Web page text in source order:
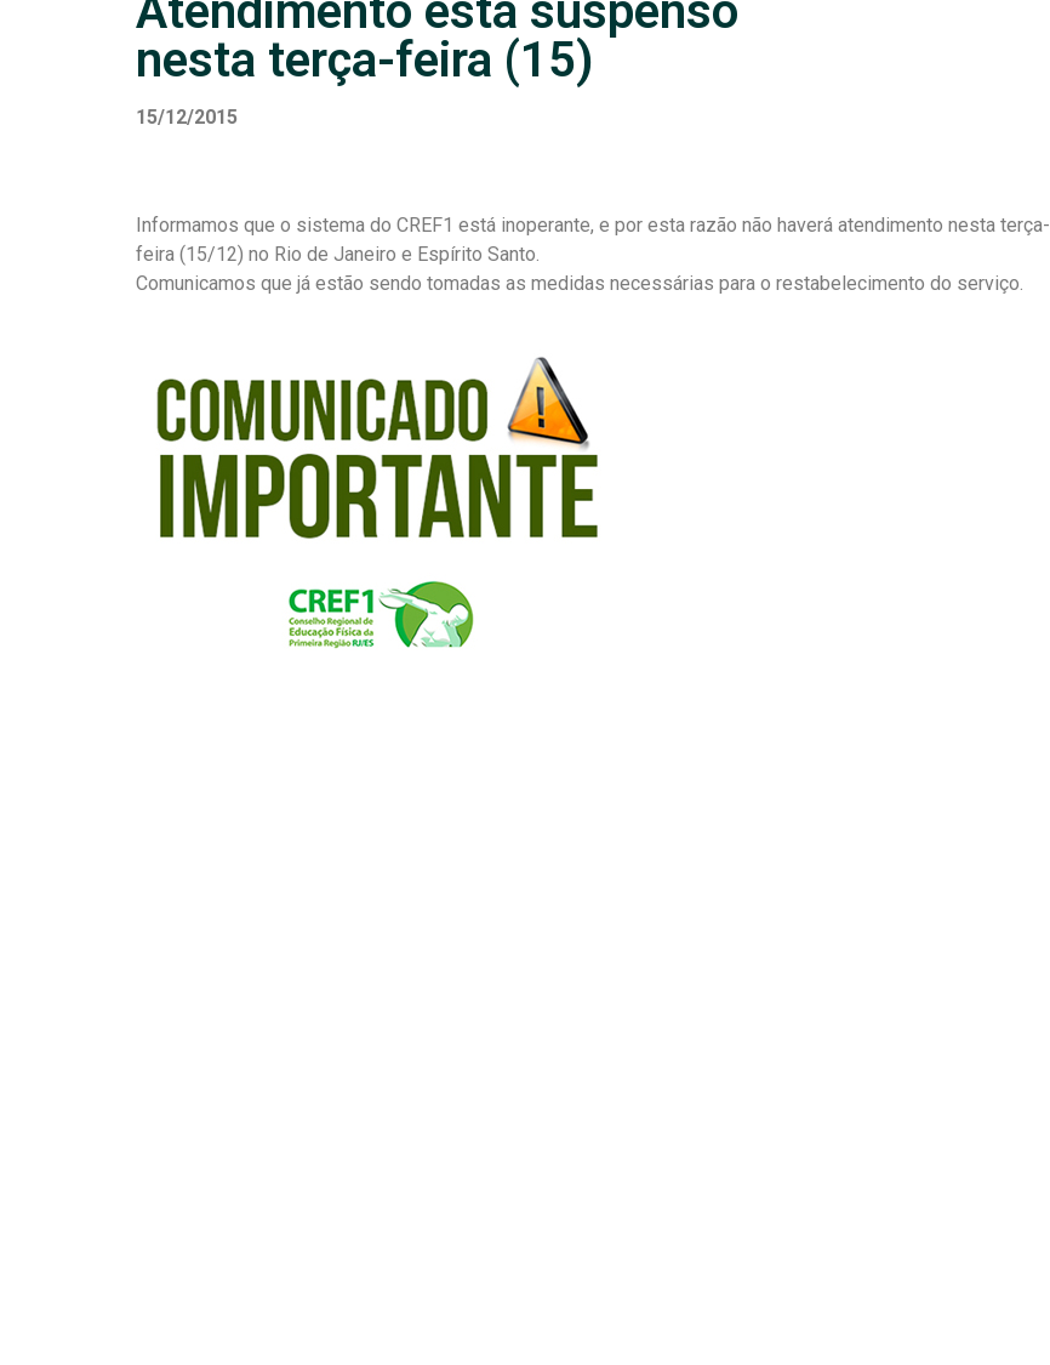
Atendimento está suspenso
nesta terça-feira (15)
15/12/2015
Informamos que o sistema do CREF1 está inoperante, e por esta razão não haverá atendimento nesta terça-
feira (15/12) no Rio de Janeiro e Espírito Santo.
Comunicamos que já estão sendo tomadas as medidas necessárias para o restabelecimento do serviço.